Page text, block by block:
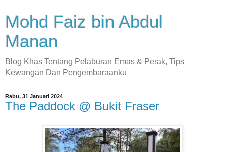
Mohd Faiz bin Abdul
Manan
Blog Khas Tentang Pelaburan Emas & Perak, Tips
Kewangan Dan Pengembaraanku
Rabu, 31 Januari 2024
The Paddock @ Bukit Fraser